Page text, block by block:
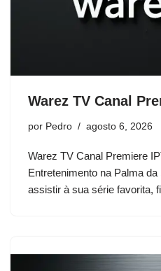
Warez TV Canal
por Pedro agosto 6, 2026
Warez TV Canal Premiere
Entretenimento na Palma
assistir à sua série favorita,